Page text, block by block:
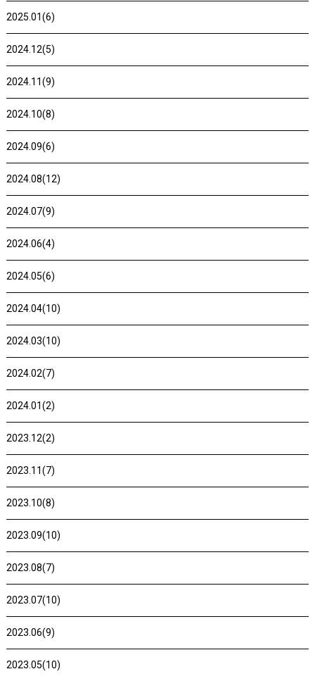
2025.01(6)
2024.12(5)
2024.11(9)
2024.10(8)
2024.09(6)
2024.08(12)
2024.07(9)
2024.06(4)
2024.05(6)
2024.04(10)
2024.03(10)
2024.02(7)
2024.01(2)
2023.12(2)
2023.11(7)
2023.10(8)
2023.09(10)
2023.08(7)
2023.07(10)
2023.06(9)
2023.05(10)